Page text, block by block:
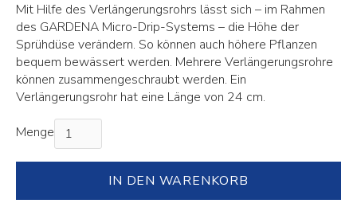
Mit Hilfe des Verlängerungsrohrs lässt sich – im Rahmen
des GARDENA Micro-Drip-Systems – die Höhe der
Sprühdüse verändern. So können auch höhere Pflanzen
bequem bewässert werden. Mehrere Verlängerungsrohre
können zusammengeschraubt werden. Ein
Verlängerungsrohr hat eine Länge von 24 cm.
Menge